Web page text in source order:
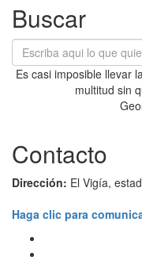
Buscar
Es casi imposible llevar
multitud sin
Contacto
Dirección: El Vigía,
Haga clic para